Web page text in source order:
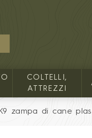
COLTELLI,
ATTREZZI
zampa di cane